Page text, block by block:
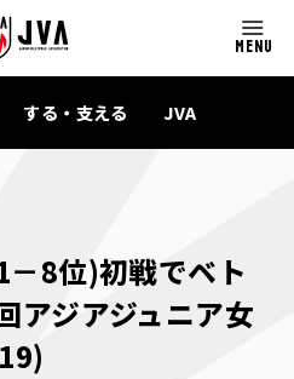
MENU
する・支える JVA
8位)初戦でベト
アジアジュニア女